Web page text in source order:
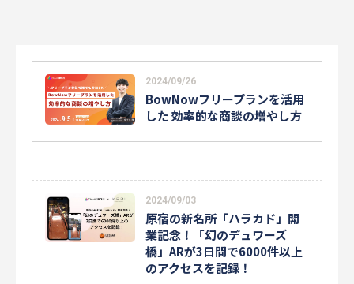
2024/09/26
BowNowフリープランを活用
した 効率的な商談の増やし方
2024/09/03
原宿の新名所「ハラカド」開
業記念！「幻のデュワーズ
橋」ARが3日間で6000件以上
のアクセスを記録！